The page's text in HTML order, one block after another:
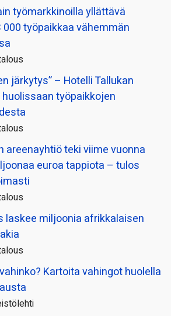
työmarkkinoilla yllättävä
000 työpaikkaa vähemmän
järkytys” – Hotelli Tallukan
työpaikkojen
areenayhtiö teki viime vuonna
euroa tappiota – tulos
laskee miljoonia afrikkalaisen
Kartoita vahingot huolella